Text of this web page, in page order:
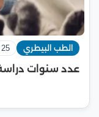
الطب البيطري 25 أكتوبر 2024
عدد سنوات